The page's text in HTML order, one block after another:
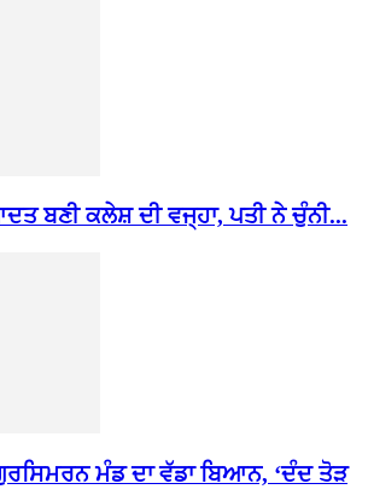
ਬਣੀ ਕਲੇਸ਼ ਦੀ ਵਜ੍ਹਾ, ਪਤੀ ਨੇ ਚੁੰਨੀ...
ਮੰਡ ਦਾ ਵੱਡਾ ਬਿਆਨ, ‘ਦੰਦ ਤੋੜ